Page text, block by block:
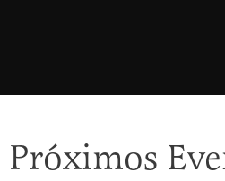
Próximos